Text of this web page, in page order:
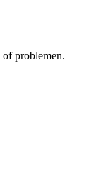
of problemen.